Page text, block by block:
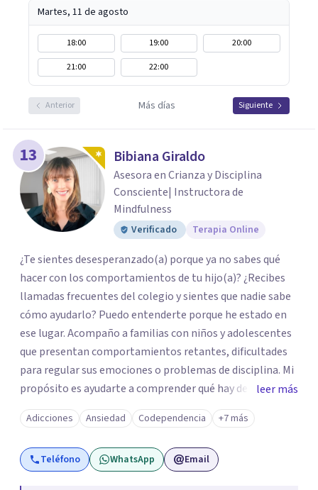
Martes, 11 de agosto
18:00 19:00
20:00
21:00
22:00
Anterior Más días Siguiente
13 Bibiana Giraldo
Asesora en Crianza y Disciplina
Consciente| Instructora de
Mindfulness
Verificado Terapia Online
¿Te sientes desesperanzado(a) porque ya no sabes qué
hacer con los comportamientos de tu hijo(a)? ¿Recibes
llamadas frecuentes del colegio y sientes que nadie sabe
cómo ayudarlo? Puedo entenderte porque he estado en
ese lugar. Acompaño a familias con niños y adolescentes
que presentan comportamientos retantes, dificultades
para regular sus emociones o problemas de disciplina. Mi
propósito es ayudarte a comprender qué hay detrás de
esas conductas y desarrollar las habilidades y
herramientas que se necesitan para transformar estas
conductas indeseadas. De la misma manera, trabajo de la
mano con el colegio para que familia e institución
leer más
Adicciones Ansiedad Codependencia +7 más
Teléfono WhatsApp Email